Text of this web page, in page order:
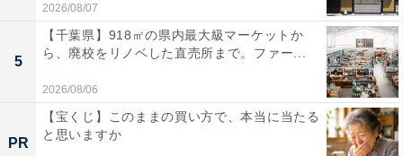
全国の人気ホテルから今泊まりたい宿を厳選してご紹介。日々更新
される売れ筋ランキングや、見逃せないセール・キャンペーン情報
など、お得に旅を楽しむための秘けつが満載です。さらに、ここで
しか読めない独自コンテンツも充実。編集部員による宿泊レビュー
では、公式Webサイトだけでは分からないリアルな様子を紹介しま
す。
...続きを読む
こちらもおすすめ
【楽天トラベル売れ筋1位】兵庫県「日和山温泉
2026/08/07
5
【千葉県】918㎡の県内最大級マーケットか
ら、廃校をリノベした直売所まで。ファー...
2026/08/06
PR
【宝くじ】このままの買い方で、本当に当たる
と思いますか